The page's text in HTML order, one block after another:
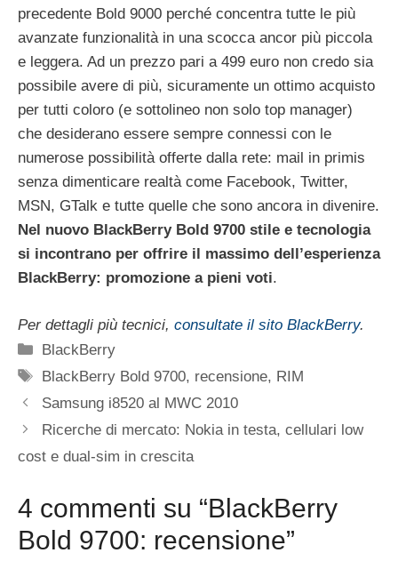
precedente Bold 9000 perché concentra tutte le più
avanzate funzionalità in una scocca ancor più piccola
e leggera. Ad un prezzo pari a 499 euro non credo sia
possibile avere di più, sicuramente un ottimo acquisto
per tutti coloro (e sottolineo non solo top manager)
che desiderano essere sempre connessi con le
numerose possibilità offerte dalla rete: mail in primis
senza dimenticare realtà come Facebook, Twitter,
MSN, GTalk e tutte quelle che sono ancora in divenire.
Nel nuovo BlackBerry Bold 9700 stile e tecnologia
si incontrano per offrire il massimo dell’esperienza
BlackBerry: promozione a pieni voti.
Per dettagli più tecnici, consultate il sito BlackBerry.
Categorie
BlackBerry
Tag
BlackBerry Bold 9700, recensione, RIM
Samsung i8520 al MWC 2010
Ricerche di mercato: Nokia in testa, cellulari low
cost e dual-sim in crescita
4 commenti su “BlackBerry
Bold 9700: recensione”